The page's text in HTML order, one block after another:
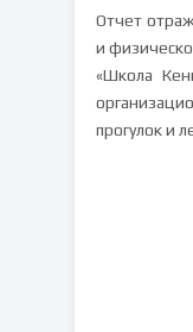
Отчет
и
«Школа
прогулок и